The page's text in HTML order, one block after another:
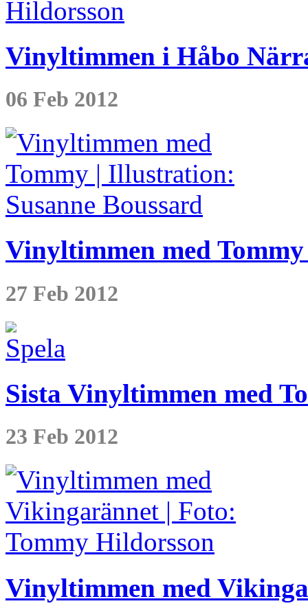
Vinyltimmen i Håbo
06 Feb 2012
Vinyltimmen med
27 Feb 2012
Sista Vinyltimmen med
23 Feb 2012
Vinyltimmen med